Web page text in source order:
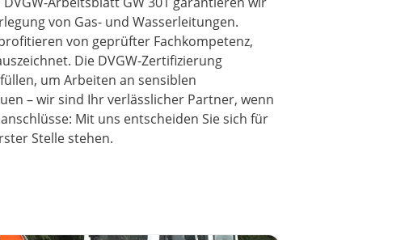
von Gas- und Wasserleitungen.
von geprüfter Fachkompetenz,
Die DVGW-Zertifizierung
um Arbeiten an sensiblen
– wir sind Ihr verlässlicher Partner, wenn
Mit uns entscheiden Sie sich für
Stelle stehen.